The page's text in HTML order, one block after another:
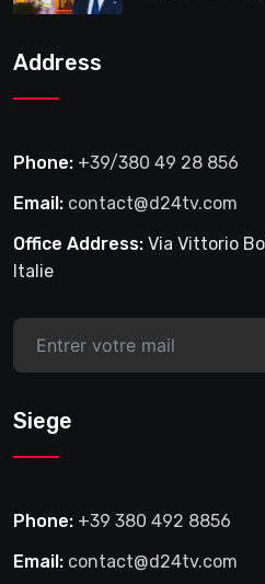
Address
Phone: +39/380 49 28 856
Email: contact@d24tv.com
Office Address: Via Vittorio
Italie
Siege
Phone: +39 380 492 8856
Email: contact@d24tv.com